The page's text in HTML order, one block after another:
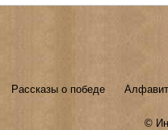
Рассказы о победе
©